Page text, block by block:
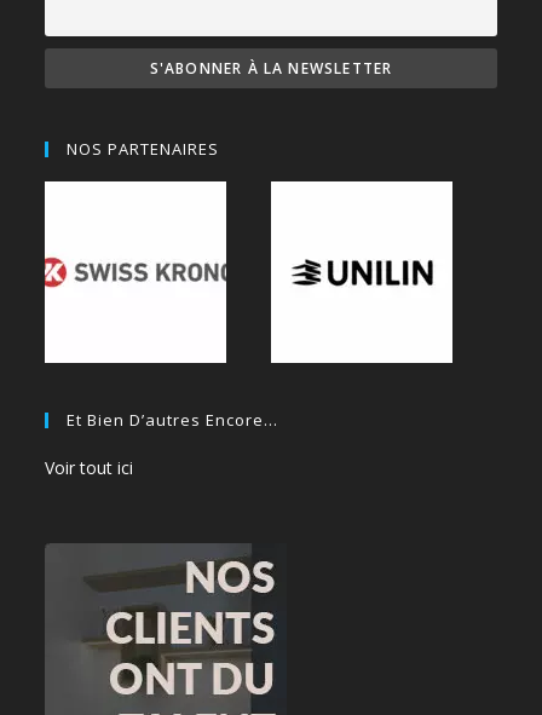
NOS PARTENAIRES
Et Bien D’autres Encore…
Voir tout ici